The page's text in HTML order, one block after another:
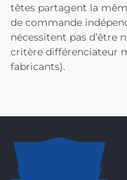
têtes partagent la
de commande
nécessitent pas d’être
critère différenciateur
fabricants).